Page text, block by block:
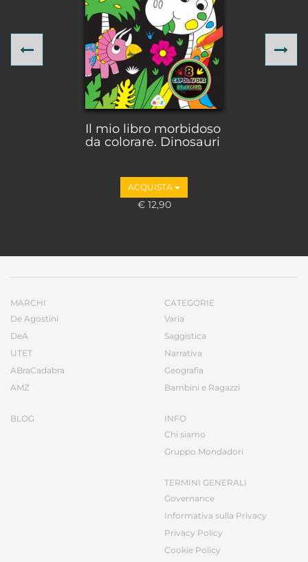
Il mio libro morbidoso
da colorare. Dinosauri
ACQUISTA
€ 12,90
Previous
MARCHI
De Agostini
DeA
UTET
ABraCadabra
AMZ
BLOG
CATEGORIE
Varia
Saggistica
Narrativa
Geografia
Bambini e Ragazzi
INFO
Chi siamo
Gruppo Mondadori
TERMINI GENERALI
Governance
Informativa sulla Privacy
Privacy Policy
Cookie Policy